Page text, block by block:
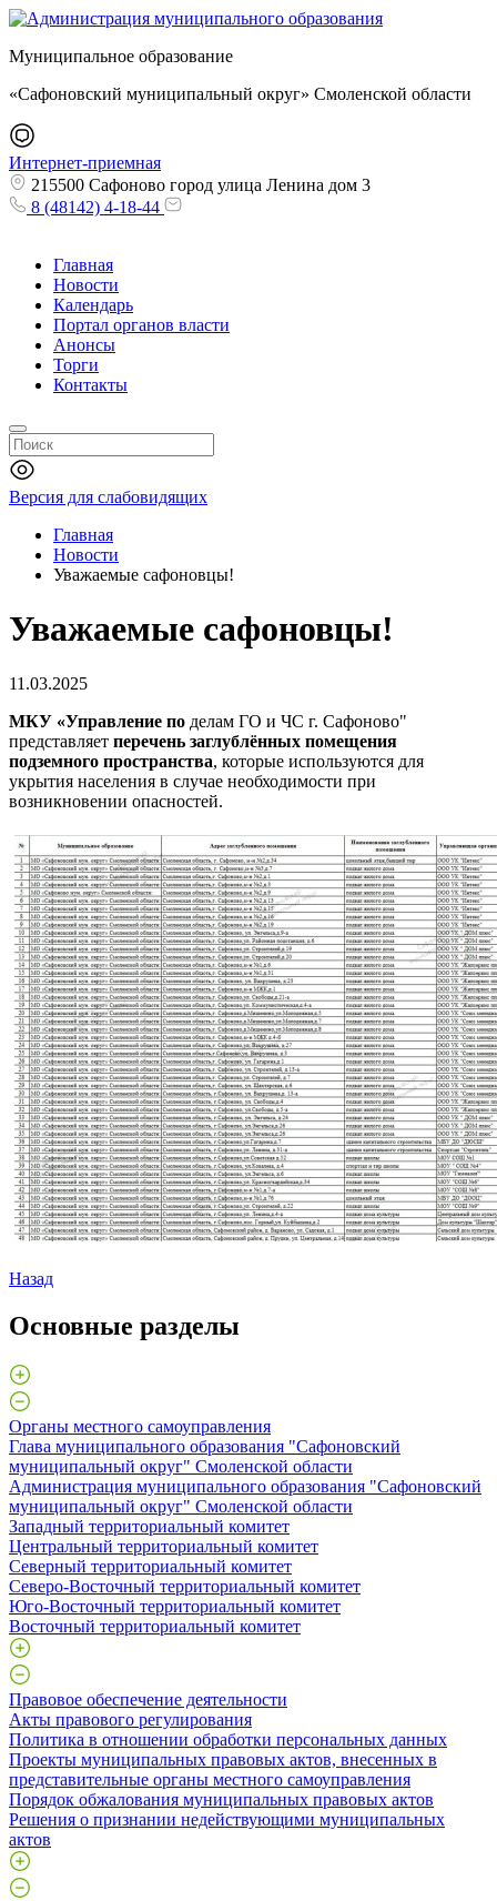
Муниципальное образование
«Сафоновский муниципальный округ» Смоленской области
Интернет-приемная
215500 Сафоново город улица Ленина дом 3
8 (48142) 4-18-44
Главная
Новости
Календарь
Портал органов власти
Анонсы
Торги
Контакты
Версия для слабовидящих
Главная
Новости
Уважаемые сафоновцы!
Уважаемые сафоновцы!
11.03.2025
МКУ «Управление по делам ГО и ЧС г. Сафоново"
представляет перечень заглублённых помещения
подземного пространства, которые используются для
укрытия населения в случае необходимости при
возникновении опасностей.
Назад
Основные разделы
Органы местного самоуправления
Глава муниципального образования "Сафоновский
муниципальный округ" Смоленской области
Администрация муниципального образования "Сафоновский
муниципальный округ" Смоленской области
Западный территориальный комитет
Центральный территориальный комитет
Северный территориальный комитет
Северо-Восточный территориальный комитет
Юго-Восточный территориальный комитет
Восточный территориальный комитет
Правовое обеспечение деятельности
Акты правового регулирования
Политика в отношении обработки персональных данных
Проекты муниципальных правовых актов, внесенных в
представительные органы местного самоуправления
Порядок обжалования муниципальных правовых актов
Решения о признании недействующими муниципальных
актов